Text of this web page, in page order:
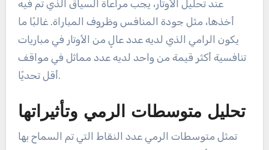
عدد الأوتار المأخوذة هو إحصائية أساسية تشير إلى قدرة
الرامي على إخراج الضاربين. في كريكيت المجر، تعتبر هذه
المؤشر حاسمًا لأنه يعكس تأثير اللاعب على المباراة
عند تحليل الأوتار، يجب مراعاة السياق الذي تم فيه
أخذها، مثل جودة المنافس وظروف المباراة. غالبًا ما
يكون الرامي الذي لديه عدد عالٍ من الأوتار في مباريات